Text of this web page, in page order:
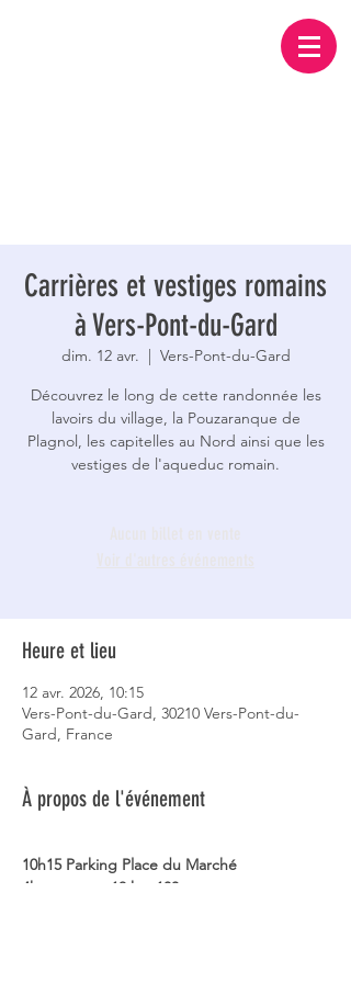
Carrières et vestiges romains
à Vers-Pont-du-Gard
dim. 12 avr.
  |
Vers-Pont-du-Gard
Découvrez le long de cette randonnée les
lavoirs du village, la Pouzaranque de
Plagnol, les capitelles au Nord ainsi que les
vestiges de l'aqueduc romain.
Heure et lieu
12 avr. 2026, 10:15
Vers-Pont-du-Gard, 30210 Vers-Pont-du-
Gard, France
À propos de l'événement
10h15 Parking Place du Marché
4h moyenne 13 km 100m